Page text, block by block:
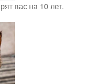
вас на 10 лет.